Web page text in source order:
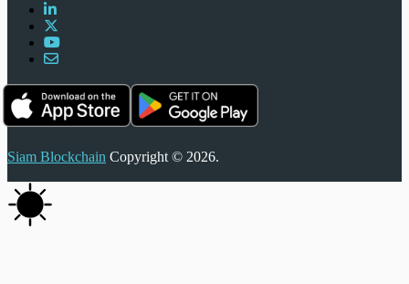
Siam Blockchain Copyright © 2026.